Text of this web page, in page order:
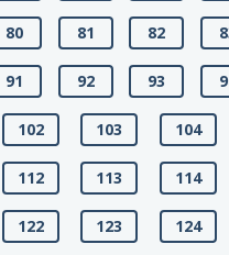
80 81 82
91 92 93
102 103 104
112 113 114
122 123 124